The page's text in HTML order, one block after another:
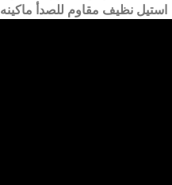
استيل نظيف مقاوم للصدأ ماكينه